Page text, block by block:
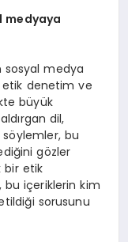
medyaya
sosyal medya
etik denetim ve
büyük
dil,
bu
gözler
bir etik
bu içeriklerin kim
sorusunu